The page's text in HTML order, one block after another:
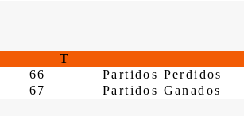
T
66
Partidos Perdidos
67 Partidos Ganados